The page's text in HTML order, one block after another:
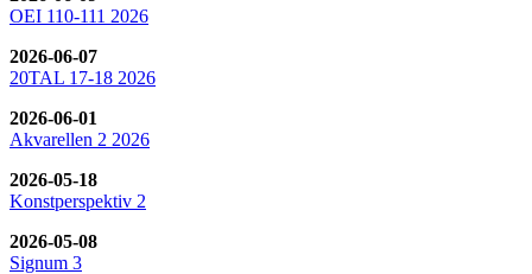
OEI 110-111 2026
2026-06-07
20TAL 17-18 2026
2026-06-01
Akvarellen 2 2026
2026-05-18
Konstperspektiv 2
2026-05-08
Signum 3